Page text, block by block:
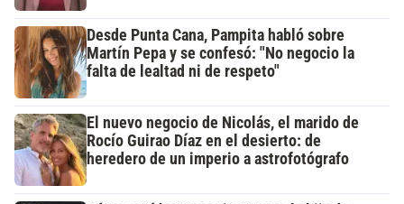
Desde Punta Cana, Pampita habló sobre
Martín Pepa y se confesó: "No negocio la
falta de lealtad ni de respeto"
El nuevo negocio de Nicolás, el marido de
Rocío Guirao Díaz en el desierto: de
heredero de un imperio a astrofotógrafo